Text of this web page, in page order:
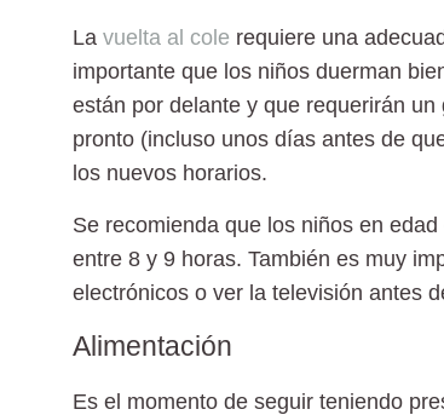
La vuelta al cole requiere una
importante que los niños duerman
están por delante y que requerirán
pronto (incluso unos días antes de
los nuevos horarios.
Se recomienda que los niños en
entre 8 y 9 horas. También es muy
electrónicos o ver la televisión antes
Alimentación
Es el momento de seguir teniendo